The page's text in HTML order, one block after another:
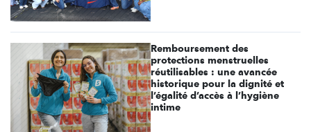
Remboursement des
protections menstruelles
réutilisables : une avancée
historique pour la dignité et
l’égalité d’accès à l’hygiène
intime